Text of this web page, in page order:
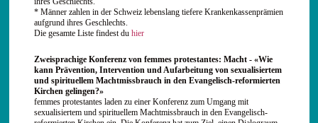
* Männer zahlen in der Schweiz lebenslang tiefere Krankenkassenprämien
aufgrund ihres Geschlechts.
Die gesamte Liste findest du hier
Zweisprachige Konferenz von femmes protestantes: Macht - «Wie
kann Prävention, Intervention und Aufarbeitung von sexualisiertem
und spirituellem Machtmissbrauch in den Evangelisch-reformierten
Kirchen gelingen?»
femmes protestantes laden zu einer Konferenz zum Umgang mit
sexualisiertem und spirituellem Machtmissbrauch in den Evangelisch-